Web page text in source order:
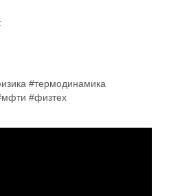
#термодинамика
#физтех